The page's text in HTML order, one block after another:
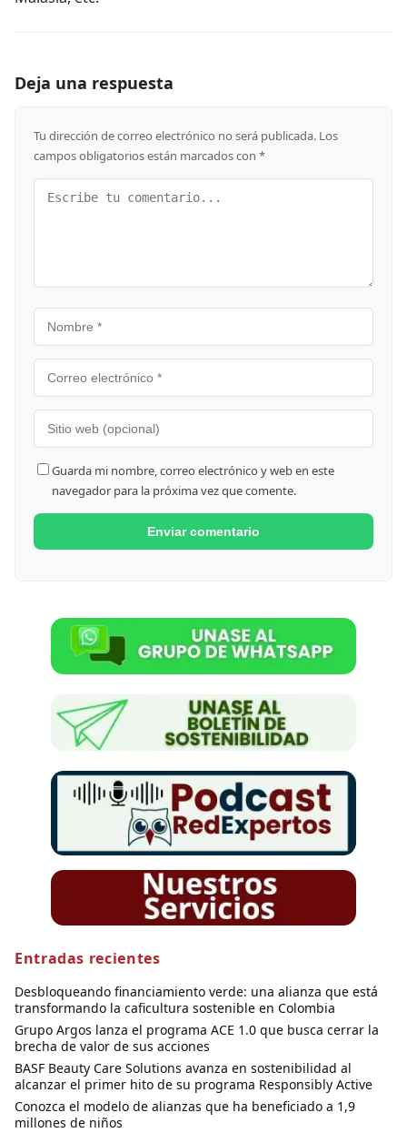
Deja una respuesta
Tu dirección de correo electrónico no será publicada. Los
campos obligatorios están marcados con *
Guarda mi nombre, correo electrónico y web en este
navegador para la próxima vez que comente.
Entradas recientes
Desbloqueando financiamiento verde: una alianza que está
transformando la caficultura sostenible en Colombia
Grupo Argos lanza el programa ACE 1.0 que busca cerrar la
brecha de valor de sus acciones
BASF Beauty Care Solutions avanza en sostenibilidad al
alcanzar el primer hito de su programa Responsibly Active
Conozca el modelo de alianzas que ha beneficiado a 1,9
millones de niños